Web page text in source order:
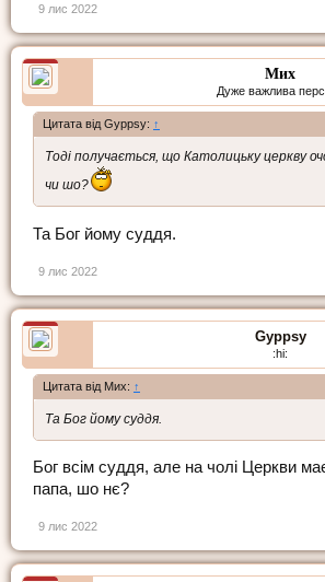
9 лис 2022
Мих
Дуже важлива
Цитата від Gyppsy: ↑
Тоді получається, що Католицьку церкву
чи шо?
Та Бог йому суддя.
9 лис 2022
Gyppsy
:hi:
Цитата від Мих: ↑
Та Бог йому суддя.
Бог всім суддя, але на чолі Церкви
папа, шо нє?
9 лис 2022